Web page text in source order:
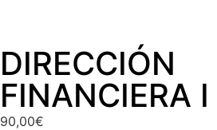
DIRECCIÓN
FINANCIERA I
90,00€